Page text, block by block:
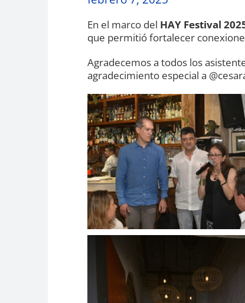
En el marco del HAY Festival
que permitió fortalecer
Agradecemos a todos los
agradecimiento especial a